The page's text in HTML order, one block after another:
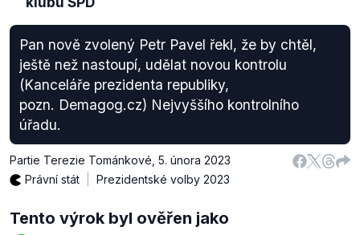
Pan nově zvolený Petr Pavel řekl, že by chtěl,
ještě než nastoupí, udělat novou kontrolu
(Kanceláře prezidenta republiky,
pozn. Demagog.cz) Nejvyššího kontrolního
úřadu.
Partie Terezie Tománkové 5. února 2023
Právní stát
Prezidentské volby 2023
Tento výrok byl ověřen jako